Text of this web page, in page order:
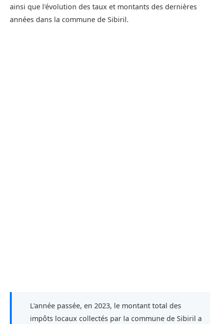
ainsi que l'évolution des taux et montants des dernières
années dans la commune de Sibiril.
L'année passée, en 2023, le montant total des
impôts locaux collectés par la commune de Sibiril a